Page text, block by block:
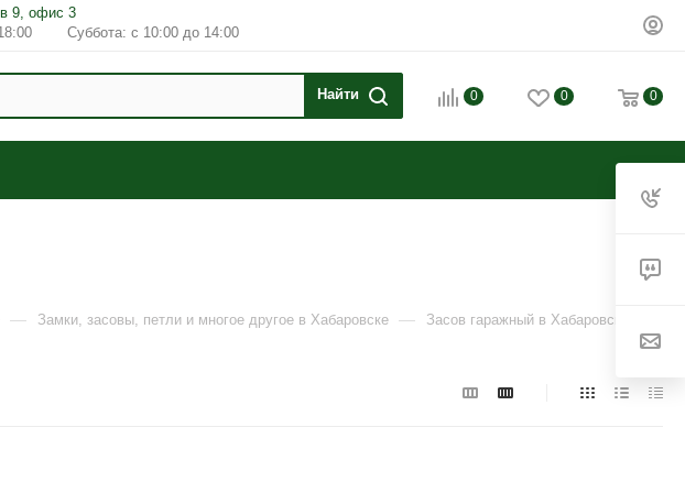
9, офис 3
18:00 Суббота: с 10:00 до 14:00
0 0 0
— Замки, засовы, петли и многое другое в Хабаровске — Засов гаражный в Хабаровске